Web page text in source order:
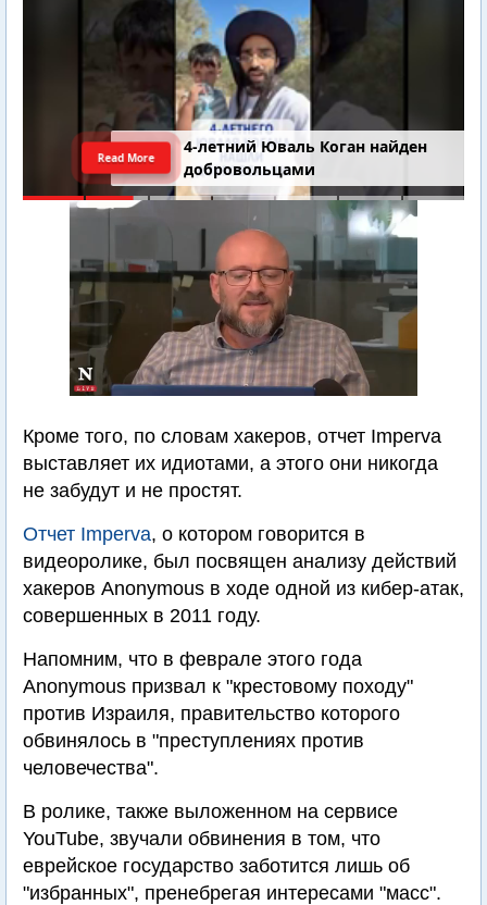
4-летний Юваль Коган найден
добровольцами
Read More
Кроме того, по словам хакеров, отчет Imperva
выставляет их идиотами, а этого они никогда
не забудут и не простят.
Отчет Imperva, о котором говорится в
видеоролике, был посвящен анализу действий
хакеров Anonymous в ходе одной из кибер-атак,
совершенных в 2011 году.
Напомним, что в феврале этого года
Anonymous призвал к "крестовому походу"
против Израиля, правительство которого
обвинялось в "преступлениях против
человечества".
В ролике, также выложенном на сервисе
YouTube, звучали обвинения в том, что
еврейское государство заботится лишь об
"избранных", пренебрегая интересами "масс".